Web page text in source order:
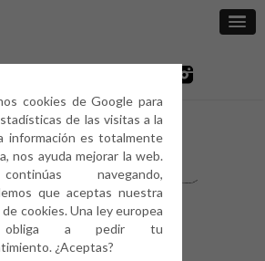
cookies de Google para
de las visitas a la
información es totalmente
nos ayuda mejorar la web.
navegando,
que aceptas nuestra
cookies. Una ley europea
a pedir tu
¿Aceptas?